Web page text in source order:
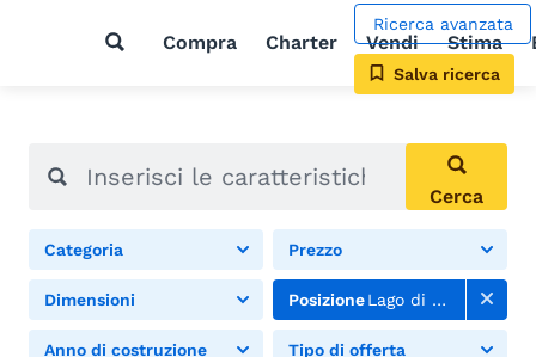
Compra Charter Vendi Stima
Ricerca avanzata
Salva ricerca
Cerca
Categoria Prezzo
Dimensioni PosizioneLago di Zugo
Anno di costruzione Tipo di offerta